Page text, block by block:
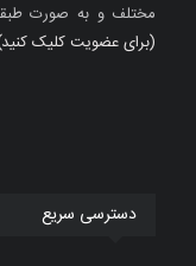
مختلف و به صورت
(برای عضویت کلیک
دسترسی سریع